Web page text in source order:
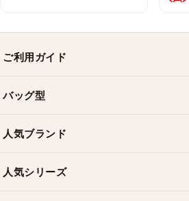
ご利用ガイド
ご利用ガイド
配送について
返品・交換
バッグ型
ショルダーバッグ
クロスボディバッグ
人気ブランド
シャネルバッグ
人気シリーズ